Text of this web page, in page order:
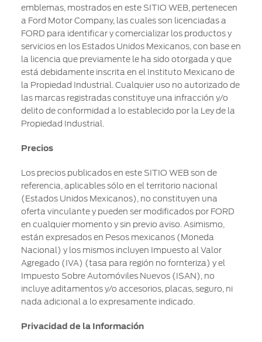
emblemas, mostrados en este SITIO WEB, pertenecen
a Ford Motor Company, las cuales son licenciadas a
FORD para identificar y comercializar los productos y
servicios en los Estados Unidos Mexicanos, con base en
la licencia que previamente le ha sido otorgada y que
está debidamente inscrita en el Instituto Mexicano de
la Propiedad Industrial. Cualquier uso no autorizado de
las marcas registradas constituye una infracción y/o
delito de conformidad a lo establecido por la Ley de la
Propiedad Industrial.
Precios
Los precios publicados en este SITIO WEB son de
referencia, aplicables sólo en el territorio nacional
(Estados Unidos Mexicanos), no constituyen una
oferta vinculante y pueden ser modificados por FORD
en cualquier momento y sin previo aviso. Asimismo,
están expresados en Pesos mexicanos (Moneda
Nacional) y los mismos incluyen Impuesto al Valor
Agregado (IVA) (tasa para región no fornteriza) y el
Impuesto Sobre Automóviles Nuevos (ISAN), no
incluye aditamentos y/o accesorios, placas, seguro, ni
nada adicional a lo expresamente indicado.
Privacidad de la Información